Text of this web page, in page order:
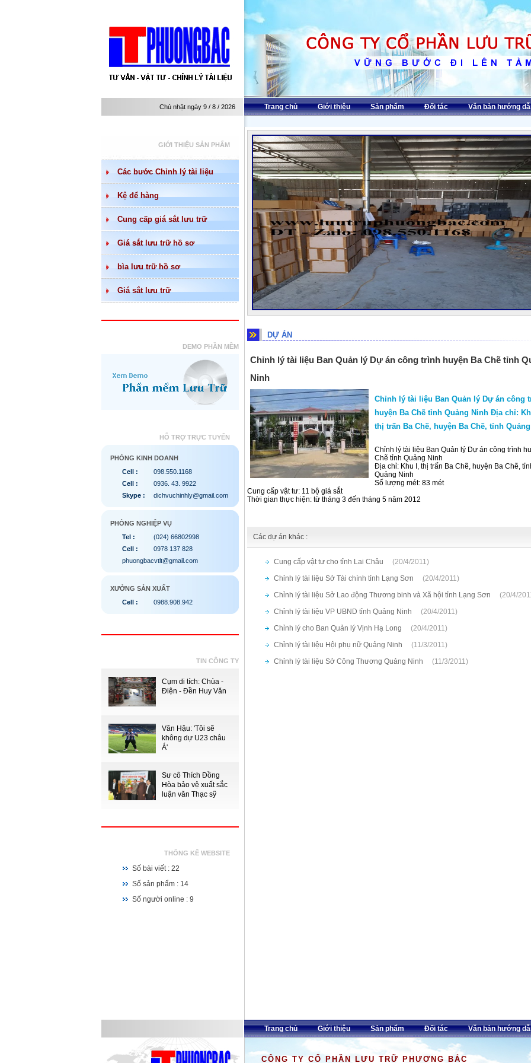
Chủ nhật ngày 9 / 8 / 2026 Trang chủ Giới thiệu Sản phẩm Đối tác Văn bản hướng
GIỚI THIỆU SẢN PHẨM
Các bước Chỉnh lý tài liệu
Kệ để hàng
Cung cấp giá sắt lưu trữ
Giá sắt lưu trữ hồ sơ
bìa lưu trữ hồ sơ
Giá sắt lưu trữ
DEMO PHẦN MỀM
HỖ TRỢ TRỰC TUYẾN
PHÒNG KINH DOANH
Cell :
098.550.1168
Cell :
0936. 43. 9922
Skype :
dichvuchinhly@gmail.com
PHÒNG NGHIỆP VỤ
Tel :
(024) 66802998
Cell :
0978 137 828
phuongbacvtlt@gmail.com
XƯỞNG SẢN XUẤT
Cell :
0988.908.942
TIN CÔNG TY
Cụm di tích: Chùa -
Điện - Đền Huy Văn
Văn Hậu: 'Tôi sẽ
không dự U23 châu
Á'
Sư cô Thích Đồng
Hòa bảo vệ xuất sắc
luận văn Thạc sỹ
THỐNG KÊ WEBSITE
Số bài viết : 22
Số sản phẩm : 14
Số người online : 9
DỰ ÁN
Chỉnh lý tài liệu Ban Quản lý Dự án công trình huyện Ba Chẽ tỉnh
Ninh
Chỉnh lý tài liệu Ban Quản lý Dự án công
huyện Ba Chẽ tỉnh Quảng Ninh Địa chỉ:
thị trấn Ba Chẽ, huyện Ba Chẽ, tỉnh
Chỉnh lý tài liệu Ban Quản lý Dự án công trình
Chẽ tỉnh Quảng Ninh
Địa chỉ: Khu I, thị trấn Ba Chẽ, huyện Ba Chẽ,
Quảng Ninh
Số lượng mét: 83 mét
Cung cấp vật tư: 11 bộ giá sắt
Thời gian thực hiện: từ tháng 3 đến tháng 5 năm 2012
Các dự án khác :
Cung cấp vật tư cho tỉnh Lai Châu
(20/4/2011)
Chỉnh lý tài liệu Sở Tài chính tỉnh Lạng Sơn
(20/4/2011)
Chỉnh lý tài liệu Sở Lao động Thương binh và Xã hội tỉnh Lạng Sơn
(20/4/
Chỉnh lý tài liệu VP UBND tỉnh Quảng Ninh
(20/4/2011)
Chỉnh lý cho Ban Quản lý Vịnh Hạ Long
(20/4/2011)
Chỉnh lý tài liệu Hội phụ nữ Quảng Ninh
(11/3/2011)
Chỉnh lý tài liệu Sở Công Thương Quảng Ninh
(11/3/2011)
Trang chủ Giới thiệu Sản phẩm Đối tác Văn bản hướng
CÔNG TY CỔ PHẦN LƯU TRỮ PHƯƠNG BẮC